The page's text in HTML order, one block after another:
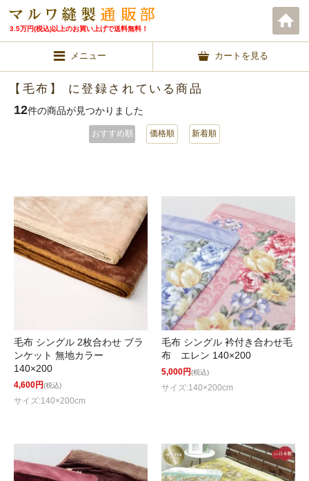
3.5万円(税込)以上のお買い上げで送料無料！
メニュー カートを見る
【毛布】 に登録されている商品
12件の商品が見つかりました
おすすめ順 価格順 新着順
毛布 シングル 2枚合わせ ブラ
ンケット 無地カラー
140×200
4,600円(税込)
サイズ:140×200cm
毛布 シングル 衿付き合わせ毛
布 エレン 140×200
5,000円(税込)
サイズ:140×200cm